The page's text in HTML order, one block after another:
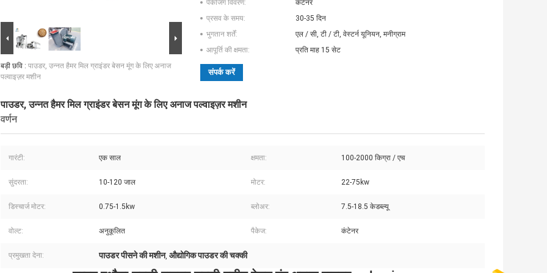
बड़ी छवि : पाउडर, उन्नत हैमर मिल ग्राइंडर बेसन मूंग के लिए अनाज
पल्वाइज़र मशीन
पैकेजिंग विवरण:
कंटेनर
प्रसव के समय:
30-35 दिन
भुगतान शर्तें:
एल / सी, टी / टी, वेस्टर्न यूनियन, मनीग्राम
आपूर्ति की क्षमता:
प्रति माह 15 सेट
संपर्क करें
पाउडर, उन्नत हैमर मिल ग्राइंडर बेसन मूंग के लिए अनाज पल्वाइज़र मशीन
वर्णन
गारंटी: एक साल क्षमता: 100-2000 किग्रा / एच
सुंदरता: 10-120 जाल मोटर: 22-75kw
डिस्चार्ज मोटर: 0.75-1.5kw ब्लोअर: 7.5-18.5 केडब्ल्यू
वोल्ट: अनुकूलित पैकेज: कंटेनर
प्रमुखता देना: पाउडर पीसने की मशीन, औद्योगिक पाउडर की चक्की